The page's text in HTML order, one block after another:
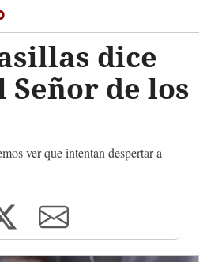
dice
Señor de los
ver que intentan despertar a